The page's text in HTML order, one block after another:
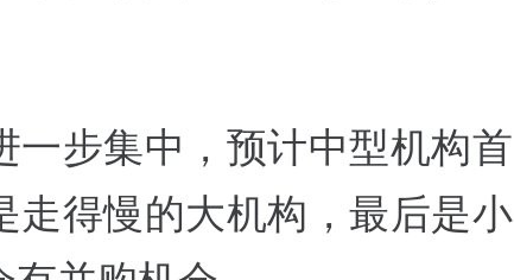
一步集中，预计中型机构首
走得慢的大机构，最后是小